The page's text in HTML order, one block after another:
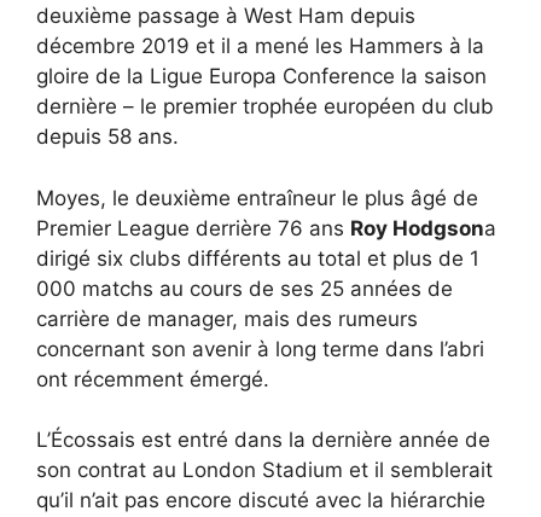
deuxième passage à West Ham depuis
décembre 2019 et il a mené les Hammers à la
gloire de la Ligue Europa Conference la saison
dernière – le premier trophée européen du club
depuis 58 ans.
Moyes, le deuxième entraîneur le plus âgé de
Premier League derrière 76 ans Roy Hodgsona
dirigé six clubs différents au total et plus de 1
000 matchs au cours de ses 25 années de
carrière de manager, mais des rumeurs
concernant son avenir à long terme dans l’abri
ont récemment émergé.
L’Écossais est entré dans la dernière année de
son contrat au London Stadium et il semblerait
qu’il n’ait pas encore discuté avec la hiérarchie